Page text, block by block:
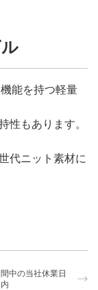
能を持つ軽量
性もあります。
代ニット素材に
中の当社休業日